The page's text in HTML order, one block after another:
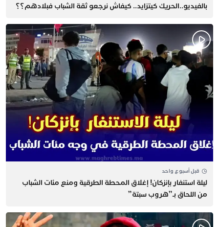
بالفيديو..الحريك كيتزايد.. كيفاش نرجعو ثقة الشباب فبلادهم؟؟
قبل أسبوع واحد
​ليلة استنفار بإنزكان! إغلاق المحطة الطرقية ومنع مئات الشباب
من اللحاق بـ”هروب سبتة”